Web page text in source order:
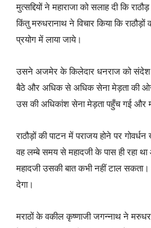
मुत्सद्दियों ने महाराजा को सलाह दी कि
किंतु मरुधरानाथ ने विचार किया कि
प्रयोग में लाया जाये।
उसने अजमेर के किलेदार धनराज को संदेश
बैठे और अधिक से अधिक सेना मेड़ता की ओर
उस की अधिकांश सेना मेड़ता पहुँच गई और
राठौड़ों की पाटन में पराजय होने पर
वह लम्बे समय से महादजी के पास ही रहा
महादजी उसकी बात कभी नहीं टाल
देगा।
मराठों के वकील कृष्णाजी जगन्नाथ ने